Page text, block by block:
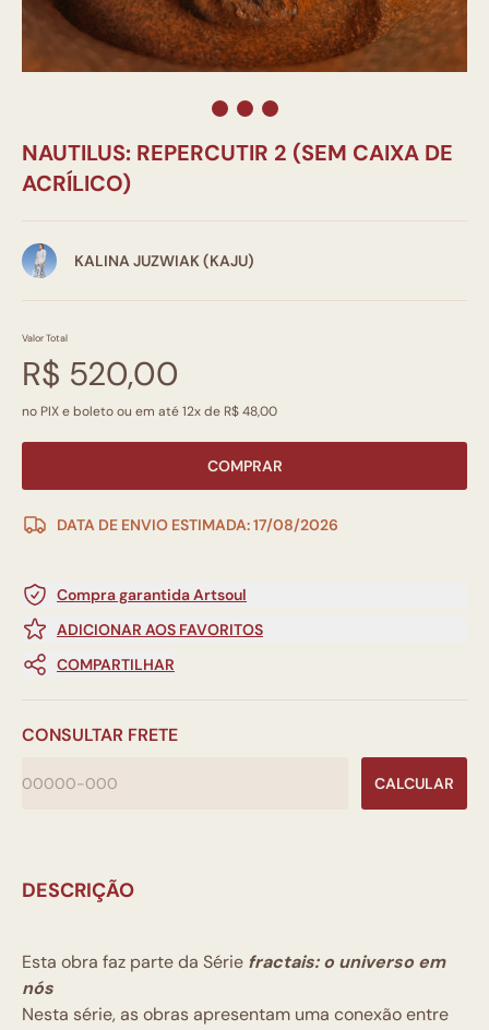
NAUTILUS: REPERCUTIR 2 (SEM CAIXA DE
ACRÍLICO)
KALINA JUZWIAK (KAJU)
Valor Total
R$ 520,00
no PIX e boleto ou em até 12x de R$ 48,00
COMPRAR
DATA DE ENVIO ESTIMADA: 17/08/2026
Compra garantida Artsoul
ADICIONAR AOS FAVORITOS
COMPARTILHAR
CONSULTAR FRETE
CALCULAR
DESCRIÇÃO
Esta obra faz parte da Série fractais: o universo em
nós
Nesta série, as obras apresentam uma conexão entre